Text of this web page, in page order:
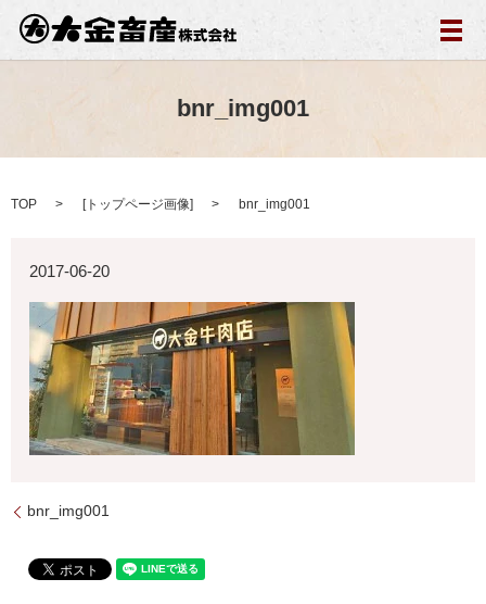
メ
bnr_img001
TOP [トップページ画像] bnr_img001
2017-06-20
bnr_img001